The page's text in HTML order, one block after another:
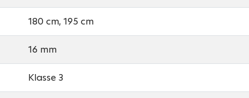
180 cm, 195 cm
16 mm
Klasse 3